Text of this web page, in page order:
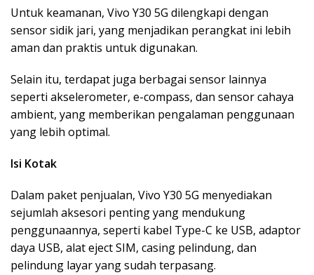
Untuk keamanan, Vivo Y30 5G dilengkapi dengan
sensor sidik jari, yang menjadikan perangkat ini lebih
aman dan praktis untuk digunakan.
Selain itu, terdapat juga berbagai sensor lainnya
seperti akselerometer, e-compass, dan sensor cahaya
ambient, yang memberikan pengalaman penggunaan
yang lebih optimal.
Isi Kotak
Dalam paket penjualan, Vivo Y30 5G menyediakan
sejumlah aksesori penting yang mendukung
penggunaannya, seperti kabel Type-C ke USB, adaptor
daya USB, alat eject SIM, casing pelindung, dan
pelindung layar yang sudah terpasang.